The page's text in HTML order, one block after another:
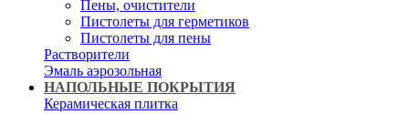
Пены, очистители
Пистолеты для герметиков
Пистолеты для пены
Растворители
Эмаль аэрозольная
НАПОЛЬНЫЕ ПОКРЫТИЯ
Керамическая плитка